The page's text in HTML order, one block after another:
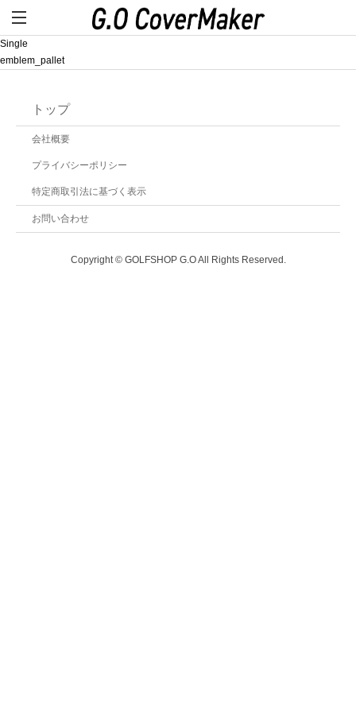
Single
emblem_pallet
トップ
会社概要
プライバシーポリシー
特定商取引法に基づく表示
お問い合わせ
Copyright © GOLFSHOP G.O All Rights Reserved.